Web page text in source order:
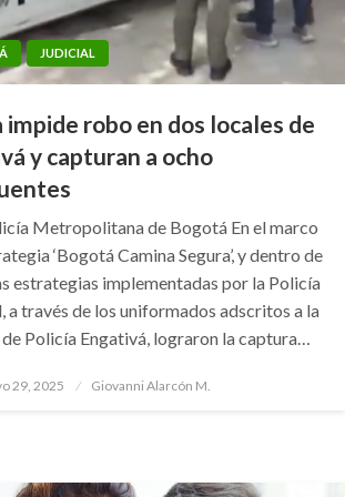
JUDICIAL
impide robo en dos locales de
y capturan a ocho
Metropolitana de Bogotá En el marco
‘Bogotá Camina Segura’, y dentro de
estrategias implementadas por la Policía
a través de los uniformados adscritos a la
Policía Engativá, lograron la captura…
29, 2025 Giovanni Alarcón M.